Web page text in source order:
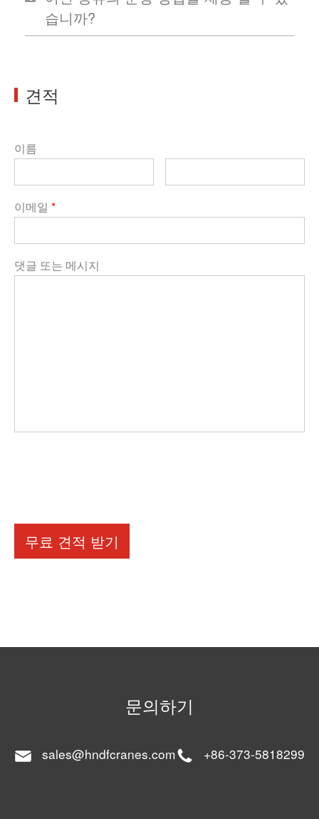
습니까?
견적
이름
이메일 *
댓글 또는 메시지
무료 견적 받기
문의하기
sales@hndfcranes.com +86-373-5818299